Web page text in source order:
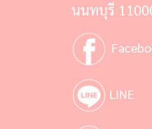
นนทบุรี
LINE